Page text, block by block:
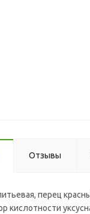
Отзывы
перец
кислотности